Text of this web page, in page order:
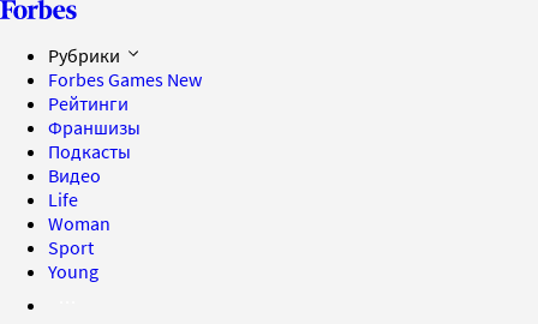
Рубрики
Forbes Games New
Рейтинги
Франшизы
Подкасты
Видео
Life
Woman
Sport
Young